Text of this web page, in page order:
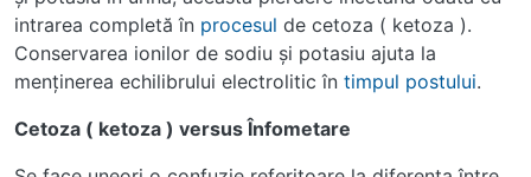
intrarea completă în procesul de cetoza ( ketoza ).
Conservarea ionilor de sodiu şi potasiu ajuta la
menţinerea echilibrului electrolitic în timpul postului.
Cetoza ( ketoza ) versus Înfometare